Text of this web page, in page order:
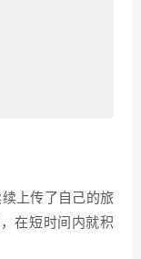
上传了自己的旅
在短时间内就积